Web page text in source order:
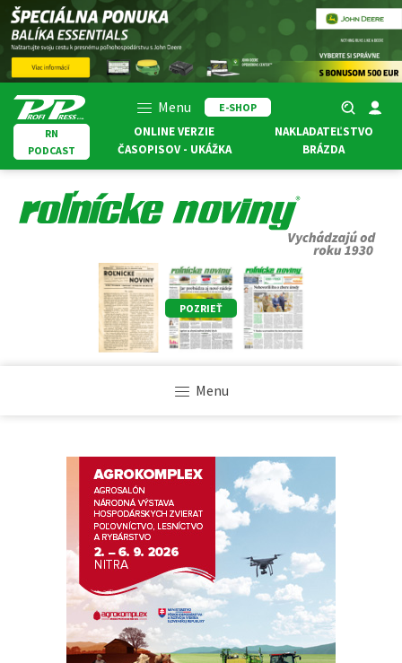
Menu
E-SHOP
RN
PODCAST
ONLINE VERZIE
ČASOPISOV - UKÁŽKA
NAKLADATEĽSTVO
BRÁZDA
POZRIEŤ
Menu